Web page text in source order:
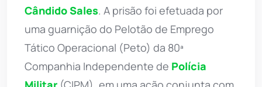
Cândido Sales. A prisão foi efetuada por
uma guarnição do Pelotão de Emprego
Tático Operacional (Peto) da 80ª
Companhia Independente de Polícia